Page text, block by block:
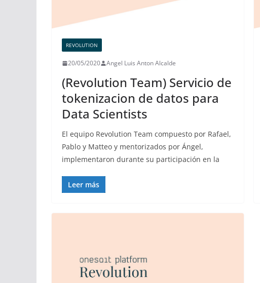
REVOLUTION
20/05/2020 Angel Luis Anton Alcalde
(Revolution Team) Servicio de
tokenizacion de datos para
Data Scientists
El equipo Revolution Team compuesto por Rafael,
Pablo y Matteo y mentorizados por Ángel,
implementaron durante su participación en la
Leer más